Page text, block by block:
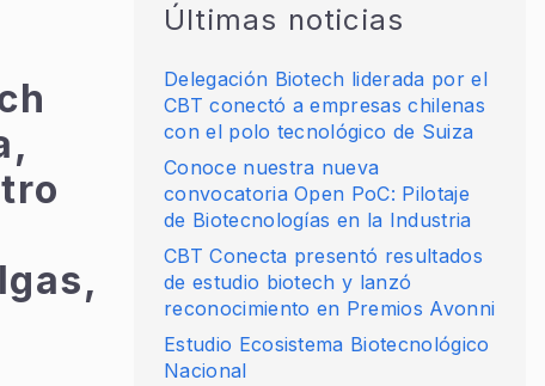
Últimas noticias
Delegación Biotech liderada por el
CBT conectó a empresas chilenas
con el polo tecnológico de Suiza
Conoce nuestra nueva
convocatoria Open PoC: Pilotaje
de Biotecnologías en la Industria
CBT Conecta presentó resultados
de estudio biotech y lanzó
reconocimiento en Premios Avonni
Estudio Ecosistema Biotecnológico
Nacional